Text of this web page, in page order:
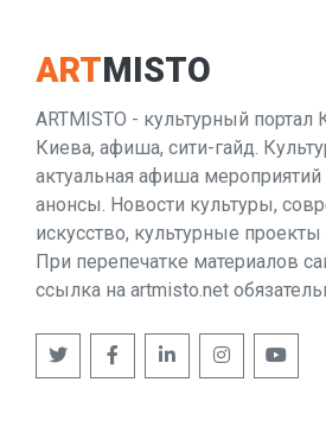
ARTMISTO
ARTMISTO - культурный портал
Киева, афиша, сити-гайд.
актуальная афиша
анонсы. Новости культуры,
искусство, культурные
При перепечатке материалов
ссылка на artmisto.net